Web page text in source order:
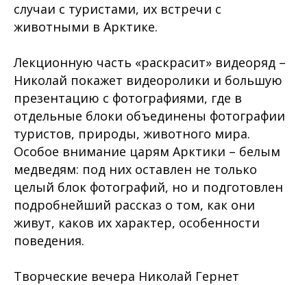
случаи с туристами, их встречи с
животными в Арктике.
Лекционную часть «раскрасит» видеоряд –
Николай покажет видеоролики и большую
презентацию с фотографиями, где в
отдельные блоки объединены фотографии
туристов, природы, животного мира.
Особое внимание царям Арктики – белым
медведям: под них оставлен не только
целый блок фотографий, но и подготовлен
подробнейший рассказ о том, как они
живут, каков их характер, особенности
поведения.
Творческие вечера Николай Гернет